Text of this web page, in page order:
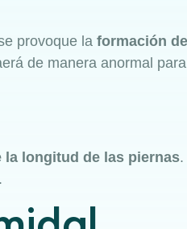
provoque la formación
de manera anormal
la longitud de las piernas